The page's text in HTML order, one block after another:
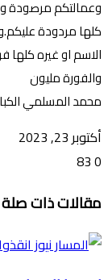
وعمالتكم مرصودة
كلها مردودة
الاسم او غيره كلها
والفورة مليون
محمد المسلمي
أكتوبر 23, 2023
0
عبر
البريد
مقالات ذات صلة